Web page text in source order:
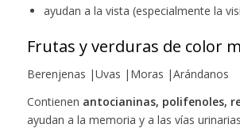
ayudan a la vista (especialmente la
Frutas y verduras de color
Berenjenas |Uvas |Moras |Arándanos
Contienen antocianinas, polifenoles,
ayudan a la memoria y a las vías